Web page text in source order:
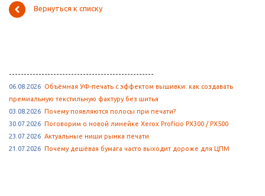
Вернуться к списку
-------------------------------------------------
06.08.2026 Объёмная УФ-печать с эффектом вышивки: как создавать
премиальную текстильную фактуру без шитья
03.08.2026 Почему появляются полосы при печати?
30.07.2026 Поговорим о новой линейке Xerox Proficio PX300 / PX500
23.07.2026 Актуальные ниши рынка печати
21.07.2026 Почему дешёвая бумага часто выходит дороже для ЦПМ